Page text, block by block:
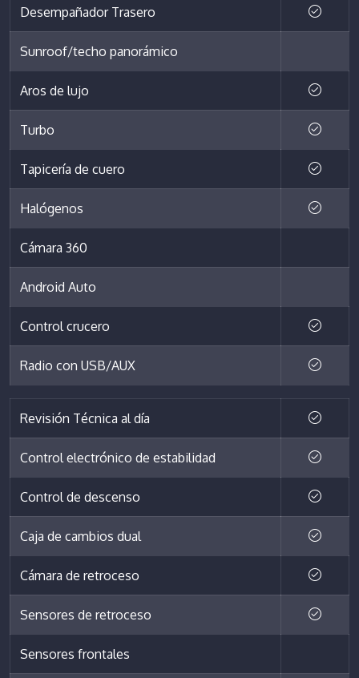
Desempañador Trasero
Sunroof/techo panorámico
Aros de lujo
Turbo
Tapicería de cuero
Halógenos
Cámara 360
Android Auto
Control crucero
Radio con USB/AUX
Revisión Técnica al día
Control electrónico de estabilidad
Control de descenso
Caja de cambios dual
Cámara de retroceso
Sensores de retroceso
Sensores frontales